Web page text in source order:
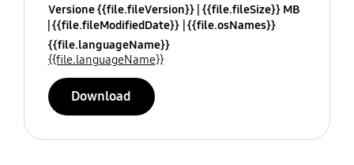
Versione {{file.fileVersion}} {{file.fileSize}} MB
{{file.fileModifiedDate}} {{file.osNames}}
{{file.languageName}}
{{file.languageName}}
Download